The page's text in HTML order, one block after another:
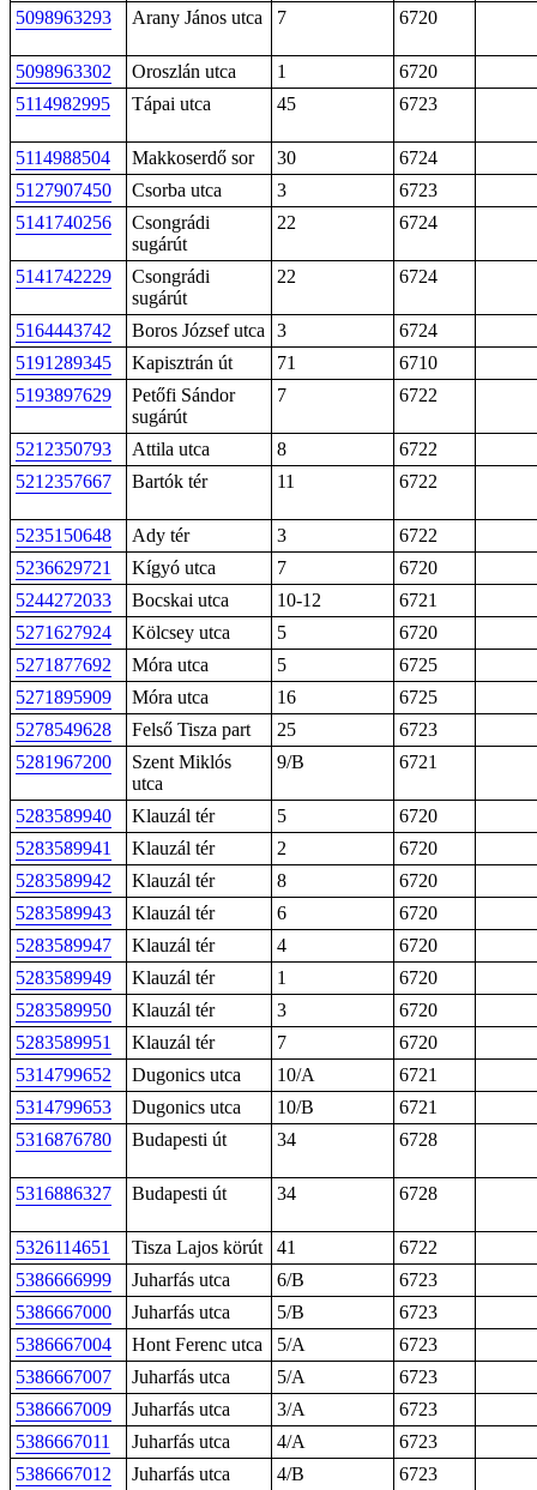
5098963293 Arany János utca 7 6720
5098963302 Oroszlán utca 1
6720
5114982995
Tápai utca 45 6723
5114988504 Makkoserdő sor 30
6724
5127907450
Csorba utca 3
6723
5141740256
Csongrádi
sugárút
22 6724
5141742229
Csongrádi
sugárút
22 6724
5164443742 Boros József utca 3
6724
5191289345
Kapisztrán út 71
6710
5193897629
Petőfi Sándor
sugárút
7 6722
5212350793 Attila utca 8
6722
5212357667
Bartók tér 11 6722
5235150648 Ady tér 3
6722
5236629721
Kígyó utca 7
6720
5244272033
Bocskai utca 10-12
6721
5271627924
Kölcsey utca 5
6720
5271877692
Móra utca 5
6725
5271895909
Móra utca 16
6725
5278549628
Felső Tisza part 25
6723
5281967200
Szent Miklós
utca
9/B 6721
5283589940 Klauzál tér 5
6720
5283589941
Klauzál tér 2
6720
5283589942
Klauzál tér 8
6720
5283589943
Klauzál tér 6
6720
5283589947
Klauzál tér 4
6720
5283589949
Klauzál tér 1
6720
5283589950
Klauzál tér 3
6720
5283589951
Klauzál tér 7
6720
5314799652
Dugonics utca 10/A
6721
5314799653
Dugonics utca 10/B
6721
5316876780
Budapesti út 34 6728
5316886327 Budapesti út 34 6728
5326114651 Tisza Lajos körút 41
6722
5386666999
Juharfás utca 6/B
6723
5386667000
Juharfás utca 5/B
6723
5386667004
Hont Ferenc utca 5/A
6723
5386667007
Juharfás utca 5/A
6723
5386667009
Juharfás utca 3/A
6723
5386667011
Juharfás utca 4/A
6723
5386667012
Juharfás utca 4/B 6723